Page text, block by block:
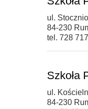
ul.
84-230
tel. 728
Szkoła
ul.
84-230